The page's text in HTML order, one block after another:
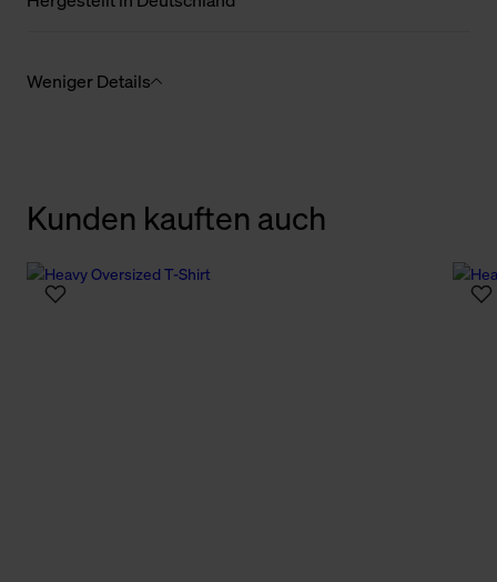
Weniger Details
Kunden kauften auch